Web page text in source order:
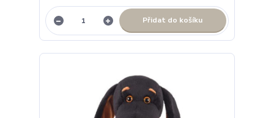
Přidat do košíku